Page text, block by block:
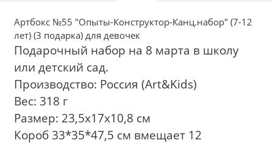
Артбокс №55 "Опыты-Конструктор-Канц.набор" (7-12
лет) (3 подарка) для девочек
Подарочный набор на 8 марта в школу
или детский сад.
Производство: Россия (Art&Kids)
Вес: 318 г
Размер: 23,5х17х10,8 см
Короб 33*35*47,5 см вмещает 12